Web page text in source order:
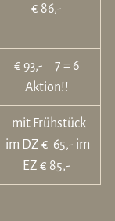
€ 86,-
€ 93,- 7 = 6
Aktion!!
mit Frühstück
im DZ € 65,- im
EZ € 85,-